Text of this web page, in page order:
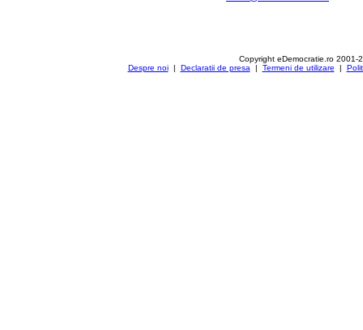
Copyright eDemocratie.ro 2001-
Despre noi| Declaratii de presa | Termeni de utilizare |